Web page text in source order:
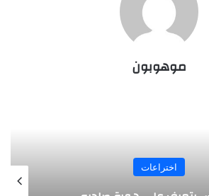
موهوبون
المجلة
يخرج قصاصات الورق من أنفه